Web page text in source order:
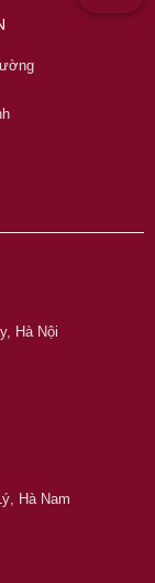
Hà Nội
Hà Nam